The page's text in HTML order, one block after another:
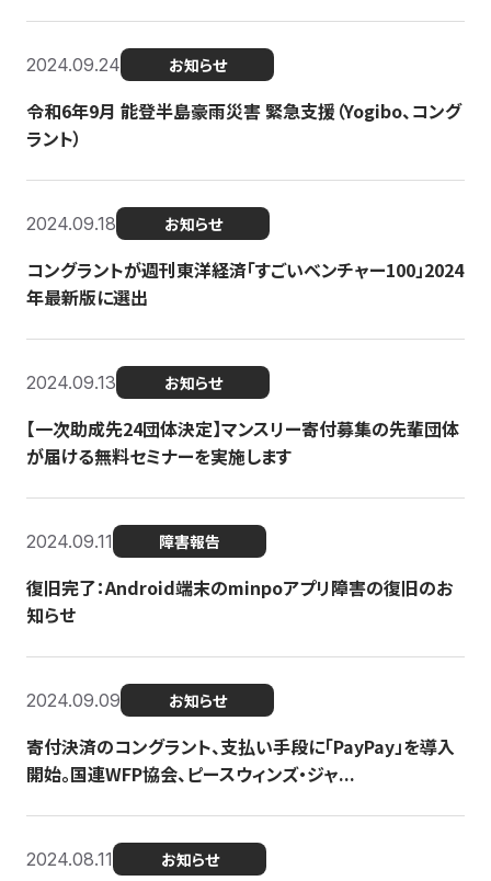
2024.09.24 お知らせ
令和6年9月 能登半島豪雨災害 緊急支援（Yogibo、コング
ラント）
2024.09.18 お知らせ
コングラントが週刊東洋経済「すごいベンチャー100」2024
年最新版に選出
2024.09.13 お知らせ
【一次助成先24団体決定】マンスリー寄付募集の先輩団体
が届ける無料セミナーを実施します
2024.09.11 障害報告
復旧完了：Android端末のminpoアプリ障害の復旧のお
知らせ
2024.09.09 お知らせ
寄付決済のコングラント、支払い手段に「PayPay」を導入
開始。国連WFP協会、ピースウィンズ・ジャ...
2024.08.11 お知らせ